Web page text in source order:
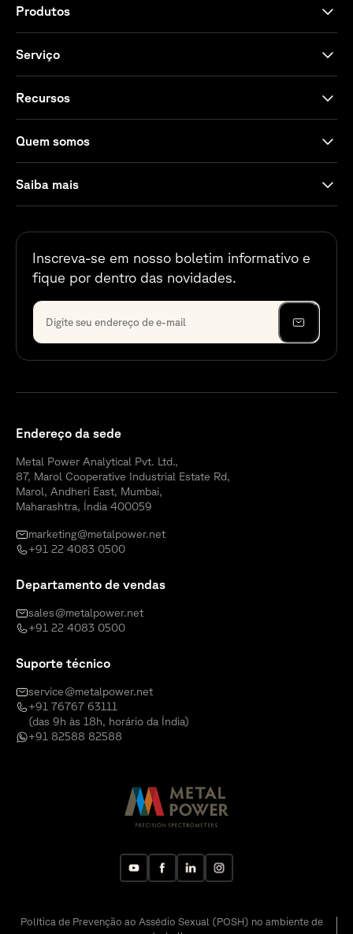
Produtos
Serviço
Recursos
Quem somos
Saiba mais
Inscreva-se em nosso boletim informativo e
fique por dentro das novidades.
Endereço da sede
Metal Power Analytical Pvt. Ltd.,
87, Marol Cooperative Industrial Estate Rd,
Marol, Andheri East, Mumbai,
Maharashtra, Índia 400059
marketing@metalpower.net
+91 22 4083 0500
Departamento de vendas
sales@metalpower.net
+91 22 4083 0500
Suporte técnico
service@metalpower.net
+91 76767 63111
(das 9h às 18h, horário da Índia)
+91 82588 82588
Política de Prevenção ao Assédio Sexual (POSH) no ambiente de